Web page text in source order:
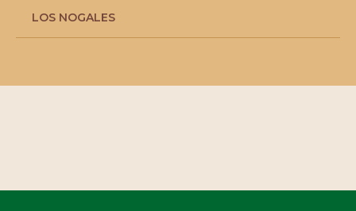
LOS NOGALES